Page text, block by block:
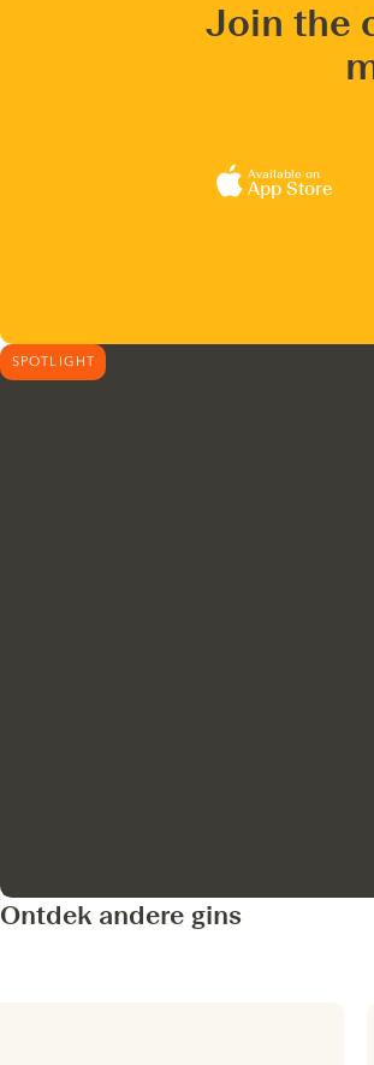
Join the
Available on
App Store
SPOTLIGHT
Ontdek andere gins